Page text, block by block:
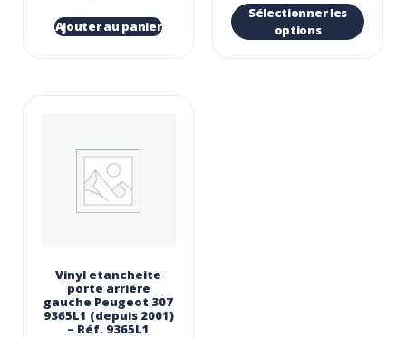
Ajouter au panier
Sélectionner les
options
Vinyl etancheite
porte arrière
gauche Peugeot 307
9365L1 (depuis 2001)
– Réf. 9365L1